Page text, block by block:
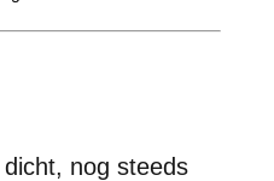
nog steeds